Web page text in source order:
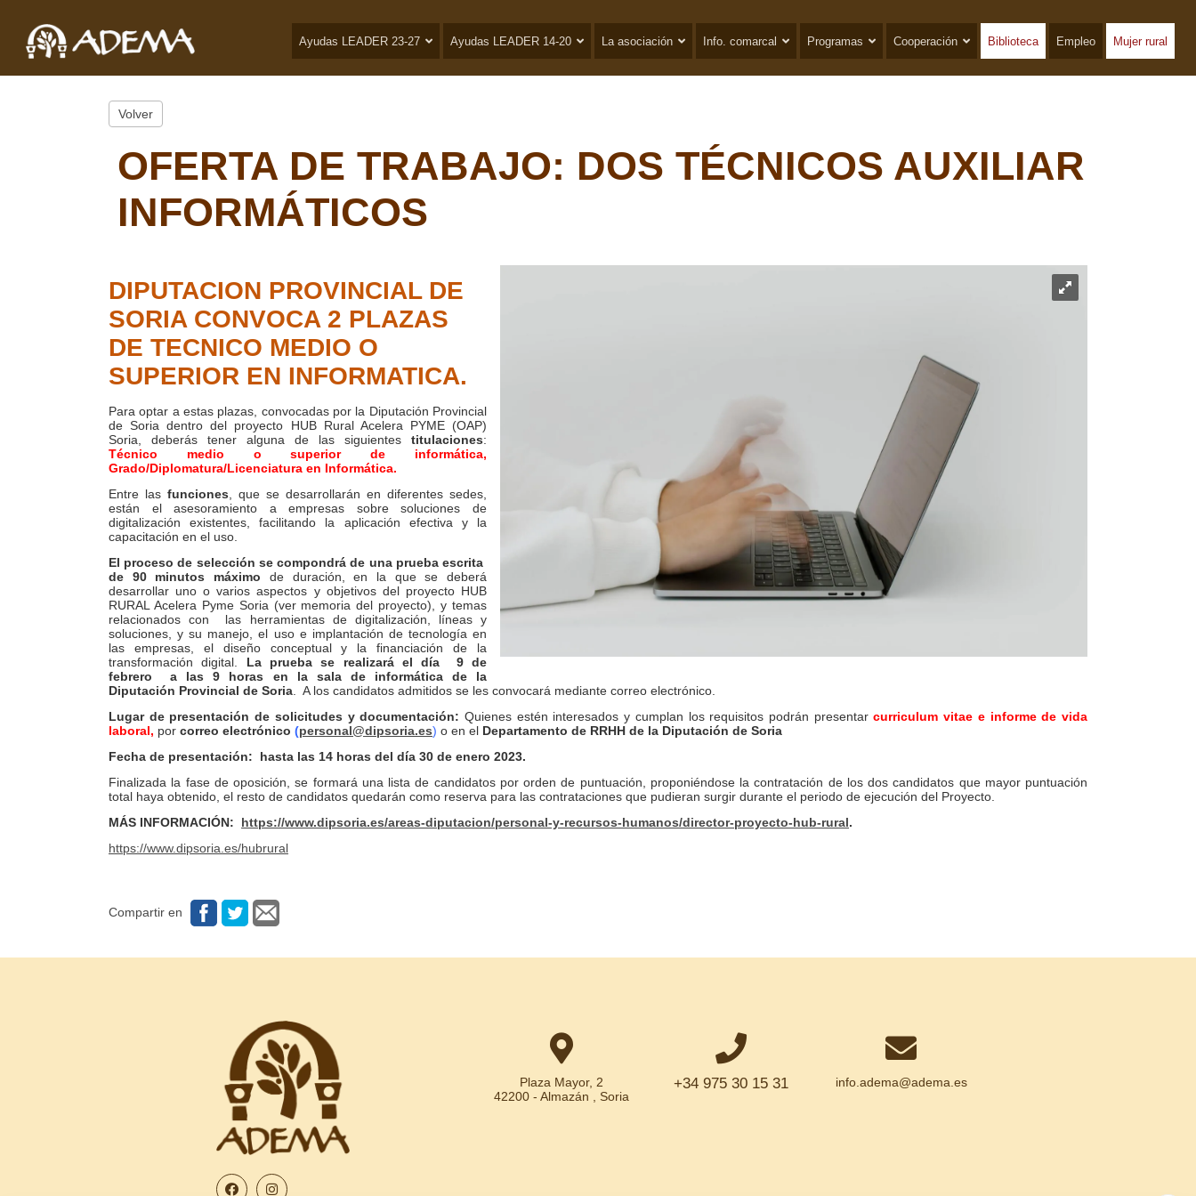
Ayudas LEADER 23-27 Ayudas LEADER 14-20 La asociación Info. comarcal Programas Cooperación Biblioteca Empleo Mujer rural
Volver
OFERTA DE TRABAJO: DOS TÉCNICOS AUXILIAR
INFORMÁTICOS
DIPUTACION PROVINCIAL DE
SORIA CONVOCA 2 PLAZAS
DE TECNICO MEDIO O
SUPERIOR EN INFORMATICA.
Para optar a estas plazas, convocadas por la Diputación Provincial
de Soria dentro del proyecto HUB Rural Acelera PYME (OAP)
Soria, deberás tener alguna de las siguientes titulaciones:
Técnico medio o superior de informática,
Grado/Diplomatura/Licenciatura en Informática.
Entre las funciones, que se desarrollarán en diferentes sedes,
están el asesoramiento a empresas sobre soluciones de
digitalización existentes, facilitando la aplicación efectiva y la
capacitación en el uso.
El proceso de selección se compondrá de una prueba escrita
de 90 minutos máximo de duración, en la que se deberá
desarrollar uno o varios aspectos y objetivos del proyecto HUB
RURAL Acelera Pyme Soria (ver memoria del proyecto), y temas
relacionados con las herramientas de digitalización, líneas y
soluciones, y su manejo, el uso e implantación de tecnología en
las empresas, el diseño conceptual y la financiación de la
transformación digital. La prueba se realizará el día 9 de
febrero a las 9 horas en la sala de informática de la
Diputación Provincial de Soria. A los candidatos admitidos se les convocará mediante correo electrónico.
Lugar de presentación de solicitudes y documentación: Quienes estén interesados y cumplan los requisitos podrán presentarcurriculum vitae e informe de vida
laboral, por correo electrónico (personal@dipsoria.es) o en el Departamento de RRHH de la Diputación de Soria
Fecha de presentación: hasta las 14 horas del día 30 de enero 2023.
Finalizada la fase de oposición, se formará una lista de candidatos por orden de puntuación, proponiéndose la contratación de los dos candidatos que mayor puntuación
total haya obtenido, el resto de candidatos quedarán como reserva para las contrataciones que pudieran surgir durante el periodo de ejecución del Proyecto.
MÁS INFORMACIÓN:
https://www.dipsoria.es/areas-diputacion/personal-y-recursos-humanos/director-proyecto-hub-rural.
https://www.dipsoria.es/hubrural
Compartir en
Plaza Mayor, 2
42200 - Almazán , Soria
+34 975 30 15 31 info.adema@adema.es